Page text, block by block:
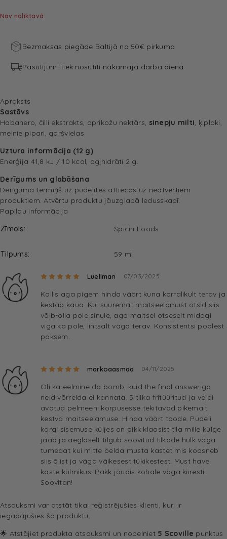
Nav noliktavā
Bezmaksas piegāde Baltijā no 50€ pirkuma
Pasūtījumi tiek nosūtīti nākamajā darba dienā
Apraksts
Sastāvs
Habanero, čilli ekstrakts, aprikožu nektārs, sinepju milti, ķiploki,
melnie pipari, garšvielas.
Uztura informācija (12 g)
Enerģija 41,8 kJ / 10 kcal, ogļhidrāti 2 g.
Derīgums un glabāšana
Derīguma termiņš uz pudelītes attiecas uz neatvērtiem
produktiem. Atvērtu produktu jāuzglabā ledusskapī.
Papildu informācija
Zīmols
Spicin Foods
Tilpums 59 ml
Rated5out of 5
Luellman 07/03/2025
Kallis aga pigem hinda väärt kuna korralikult terav ja
kestab kaua. Kui suuremat maitseelamust otsid siis
võib-olla pole sinule, aga maitsel otseselt midagi
viga ka pole, lihtsalt väga terav. Konsistentsi poolest
paksem.
Rated5out of 5
markoaasmaa 04/11/2025
Oli ka eelmine da bomb, kuid the final answeriga
neid võrrelda ei kannata. 5 tilka fritüüritud ja veidi
avatud pelmeeni korpusesse tekitavad pikemalt
kestva maitseelamuse. Hinda väärt toode. Pudeli
korgi sisemuse küljes on pikk klaasist tila mille külge
jääb ja aeglaselt tilgub soovitud tilkade hulk väga
tumedat kui mitte öelda musta kastet mis koosneb
siis õlist ja väga väikesest tükikestest. Must have
kaste külmikus. Pakk jõudis kohale väga kiiresti.
Soovitan!
Atsauksmi var atstāt tikai reģistrējušies klienti, kuri ir
iegādājušies šo produktu.
🌟 Atstājiet produkta atsauksmi un nopelniet 5 Scoville punktus